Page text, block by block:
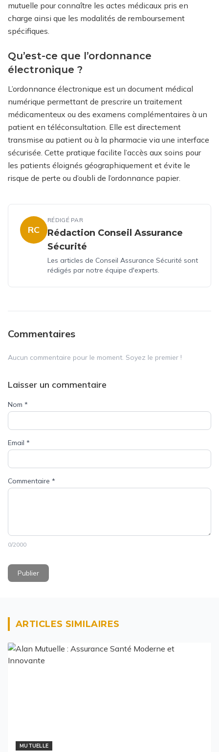
mutuelle pour connaître les actes médicaux pris en
charge ainsi que les modalités de remboursement
spécifiques.
Qu’est-ce que l’ordonnance
électronique ?
L’ordonnance électronique est un document médical
numérique permettant de prescrire un traitement
médicamenteux ou des examens complémentaires à un
patient en téléconsultation. Elle est directement
transmise au patient ou à la pharmacie via une interface
sécurisée. Cette pratique facilite l’accès aux soins pour
les patients éloignés géographiquement et évite le
risque de perte ou d’oubli de l’ordonnance papier.
RC
RÉDIGÉ PAR
Rédaction Conseil Assurance
Sécurité
Les articles de Conseil Assurance Sécurité sont
rédigés par notre équipe d'experts.
Commentaires
Aucun commentaire pour le moment. Soyez le premier !
Laisser un commentaire
Nom *
Email *
Commentaire *
0/2000
Publier
ARTICLES SIMILAIRES
MUTUELLE